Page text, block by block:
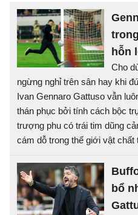
hỗn
Cho
ngừng nghỉ trên sân hay khi
Ivan Gennaro Gattuso vẫn
thán phục bởi tính cách bộc
trượng phu có trái tim dũng
cám dỗ trong thế giới vật chất
bổ